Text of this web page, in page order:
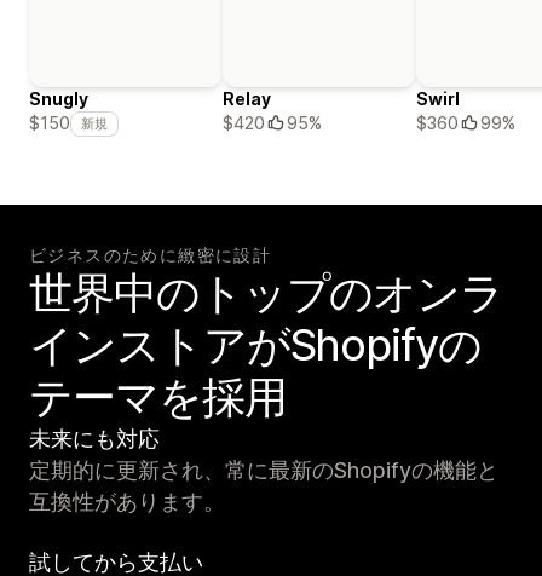
Snugly
$150
新規
Relay
$420
95%
Swirl
$360
99%
ビジネスのために緻密に設計
世界中のトップのオンラ
インストアがShopifyの
テーマを採用
未来にも対応
定期的に更新され、常に最新のShopifyの機能と
互換性があります。
試してから支払い